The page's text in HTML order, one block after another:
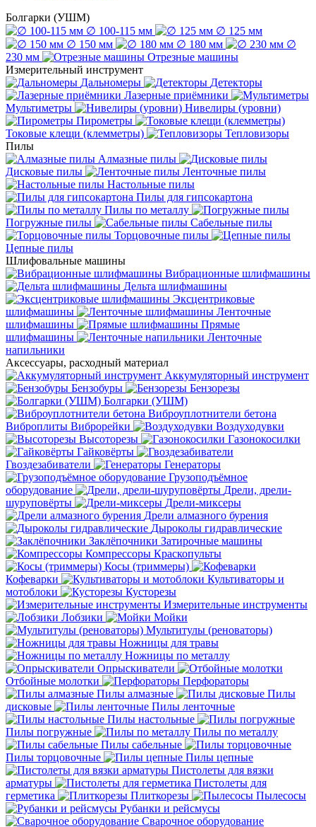
Болгарки (УШМ)
∅ 100-115 мм
∅ 125 мм
∅ 150 мм
∅ 180 мм
∅
230 мм
Отрезные машины
Измерительный инструмент
Дальномеры
Детекторы
Лазерные приёмники
Мультиметры
Нивелиры (уровни)
Пирометры
Токовые клещи (клемметры)
Тепловизоры
Пилы
Алмазные пилы
Дисковые пилы
Ленточные пилы
Настольные пилы
Пилы для гипсокартона
Пилы по металлу
Погружные пилы
Сабельные пилы
Торцовочные пилы
Цепные пилы
Шлифовальные машины
Вибрационные шлифмашины
Дельта шлифмашины
Эксцентриковые
шлифмашины
Ленточные
шлифмашины
Прямые
шлифмашины
Ленточные
напильники
Аксессуары, расходный материал
Аккумуляторный инструмент
Бензобуры
Бензорезы
Болгарки (УШМ)
Виброуплотнители бетона
Виброплиты Виброрейки
Воздуходувки
Высоторезы
Газонокосилки
Гайковёрты
Гвоздезабиватели
Генераторы
Грузоподъёмное
оборудование
Дрели, дрели-
шуруповёрты
Дрели-миксеры
Дрели алмазного бурения
Дыроколы гидравлические
Заклёпочники Затирочные машины
Компрессоры Краскопульты
Косы (триммеры)
Кофеварки
Культиваторы и
мотоблоки
Кусторезы
Измерительные инструменты
Лобзики
Мойки
Мультитулы (реноваторы)
Ножницы для травы
Ножницы по металлу
Опрыскиватели
Отбойные молотки
Перфораторы
Пилы алмазные
Пилы
дисковые
Пилы ленточные
Пилы настольные
Пилы погружные
Пилы по металлу
Пилы сабельные
Пилы торцовочные
Пилы цепные
Пистолеты для вязки
арматуры
Пистолеты для
герметика
Плиткорезы
Пылесосы
Рубанки и рейсмусы
Сварочное оборудование